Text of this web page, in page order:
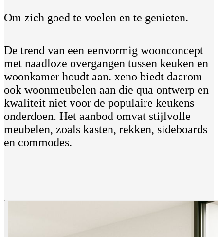
Om zich goed te voelen en te genieten.
De trend van een eenvormig woonconcept
met naadloze overgangen tussen keuken en
woonkamer houdt aan. xeno biedt daarom
ook woonmeubelen aan die qua ontwerp en
kwaliteit niet voor de populaire keukens
onderdoen. Het aanbod omvat stijlvolle
meubelen, zoals kasten, rekken, sideboards
en commodes.